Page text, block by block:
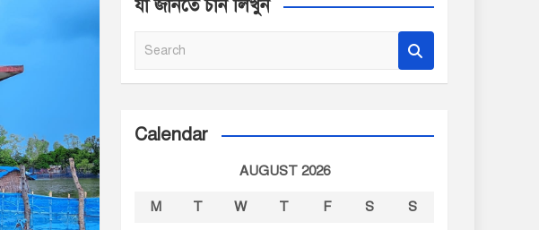
যা জানতে চান লিখুন
a
c
Calendar
AUGUST 2026
M T W T F S
S